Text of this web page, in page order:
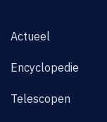
Actueel
Encyclopedie
Telescopen